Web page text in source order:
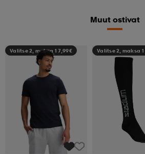
Muut ostivat
Valitse 2, maksa 17,99€ Valitse 2, maksa